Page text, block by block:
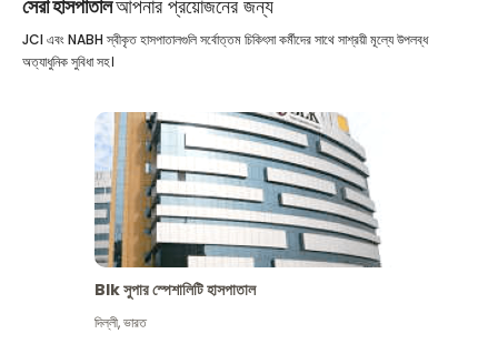
সেরা হাসপাতালআপনার প্রয়োজনের জন্য
JCI এবং NABH স্বীকৃত হাসপাতালগুলি সর্বোত্তম চিকিৎসা কর্মীদের সাথে সাশ্রয়ী মূল্যে উপলব্ধ
অত্যাধুনিক সুবিধা সহ।
Blk সুপার স্পেশালিটি হাসপাতাল
দিল্লী,ভারত